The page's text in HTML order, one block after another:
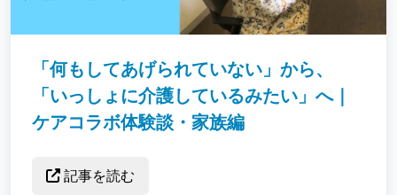
「何もしてあげられていない」から、
「いっしょに介護しているみたい」へ｜
ケアコラボ体験談・家族編
記事を読む